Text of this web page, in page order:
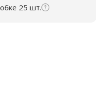
25 шт.